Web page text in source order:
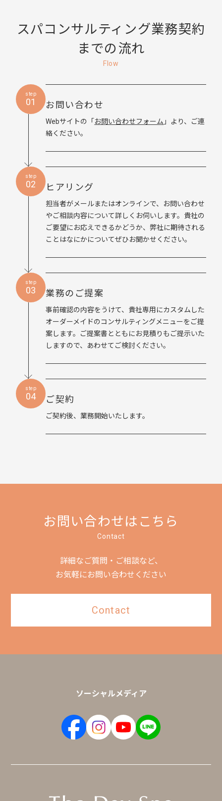
スパコンサルティング業務契約
までの流れ
Flow
step
01 お問い合わせ
Webサイトの「 お問い合わせフォーム 」より、ご連
絡ください。
step
02 ヒアリング
担当者がメールまたはオンラインで、お問い合わせ
やご相談内容について詳しくお伺いします。貴社の
ご要望にお応えできるかどうか、弊社に期待される
ことはなにかについてぜひお聞かせください。
step
03 業務のご提案
事前確認の内容をうけて、貴社専用にカスタムした
オーダーメイドのコンサルティングメニューをご提
案します。ご提案書とともにお見積りもご提示いた
しますので、あわせてご検討ください。
step
04 ご契約
ご契約後、業務開始いたします。
お問い合わせはこちら
Contact
詳細なご質問・ご相談など、
お気軽にお問い合わせください
Contact
ソーシャルメディア